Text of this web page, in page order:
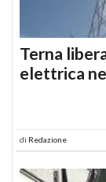
Terna
elettrica
di Redazione